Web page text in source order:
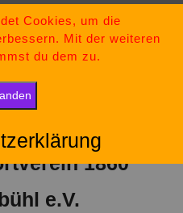
554730
online.de
und gib niemals auf.“
1860
e.V.
Cookies, um die
Mit der weiteren
du dem zu.